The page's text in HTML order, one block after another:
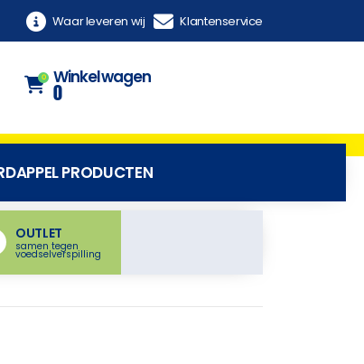
Waar leveren wij Klantenservice
0 Winkelwagen
0
PRODUCTEN
OUTLET
samen tegen
voedselverspilling